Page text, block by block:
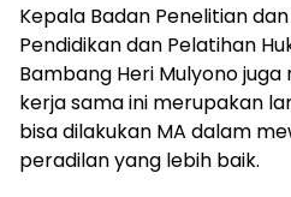
Kepala Badan Penelitian
Pendidikan dan Pelatihan
Bambang Heri Mulyono
kerja sama ini merupakan
bisa dilakukan MA dalam
peradilan yang lebih baik.